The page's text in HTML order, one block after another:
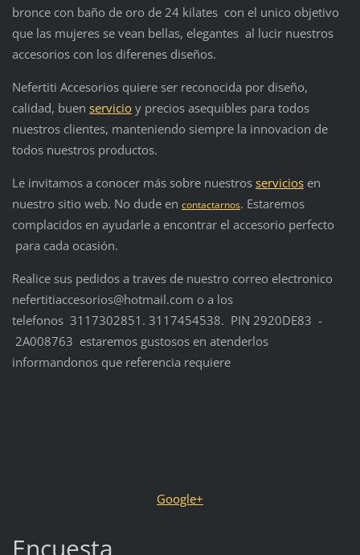
bronce con baño de oro de 24 kilates con el unico objetivo
que las mujeres se vean bellas, elegantes al lucir nuestros
accesorios con los diferenes diseños.
Nefertiti Accesorios quiere ser reconocida por diseño,
calidad, buen servicioy precios asequibles para todos
nuestros clientes, manteniendo siempre la innovacion de
todos nuestros productos.
Le invitamos a conocer más sobre nuestros serviciosen
nuestro sitio web. No dude en contactarnos. Estaremos
complacidos en ayudarle a encontrar el accesorio perfecto
para cada ocasión.
Realice sus pedidos a traves de nuestro correo electronico
nefertitiaccesorios@hotmail.com o a los
telefonos 3117302851. 3117454538. PIN 2920DE83 -
2A008763 estaremos gustosos en atenderlos
informandonos que referencia requiere
Google+
Encuesta